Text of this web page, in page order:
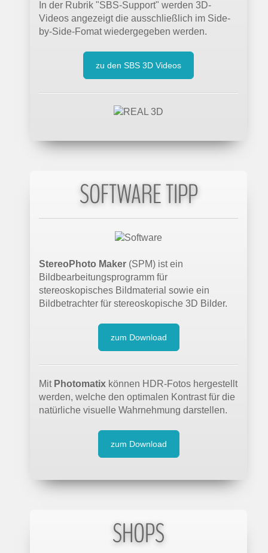
In der Rubrik "SBS-Support" werden 3D-
Videos angezeigt die ausschließlich im Side-
by-Side-Fomat wiedergegeben werden.
zu den SBS 3D Videos
SOFTWARE TIPP
StereoPhoto Maker (SPM) ist ein
Bildbearbeitungsprogramm für
stereoskopisches Bildmaterial sowie ein
Bildbetrachter für stereoskopische 3D Bilder.
zum Download
Mit Photomatix können HDR-Fotos hergestellt
werden, welche den optimalen Kontrast für die
natürliche visuelle Wahrnehmung darstellen.
zum Download
SHOPS